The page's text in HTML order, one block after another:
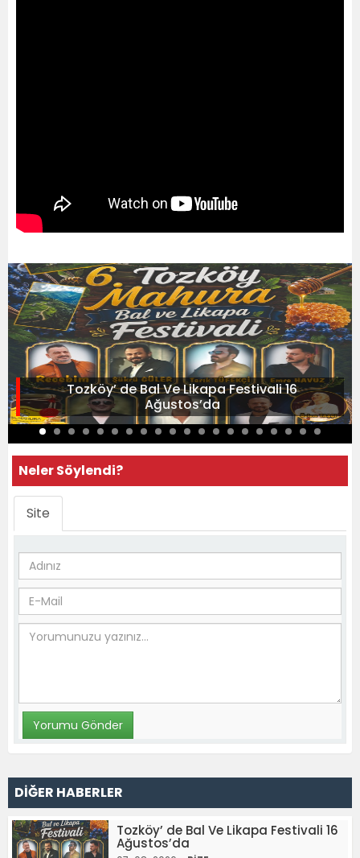
Tozköy’ de Bal Ve Likapa Festivali 16
Ağustos’da
Neler Söylendi?
Site
DİĞER HABERLER
Tozköy’ de Bal Ve Likapa Festivali 16
Ağustos’da